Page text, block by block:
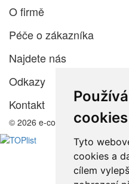
cookies
Tyto
cookies a
cílem
O firmě
Péče o zákazníka
Najdete nás
Odkazy
Kontakt
© 2026 e-color.cz